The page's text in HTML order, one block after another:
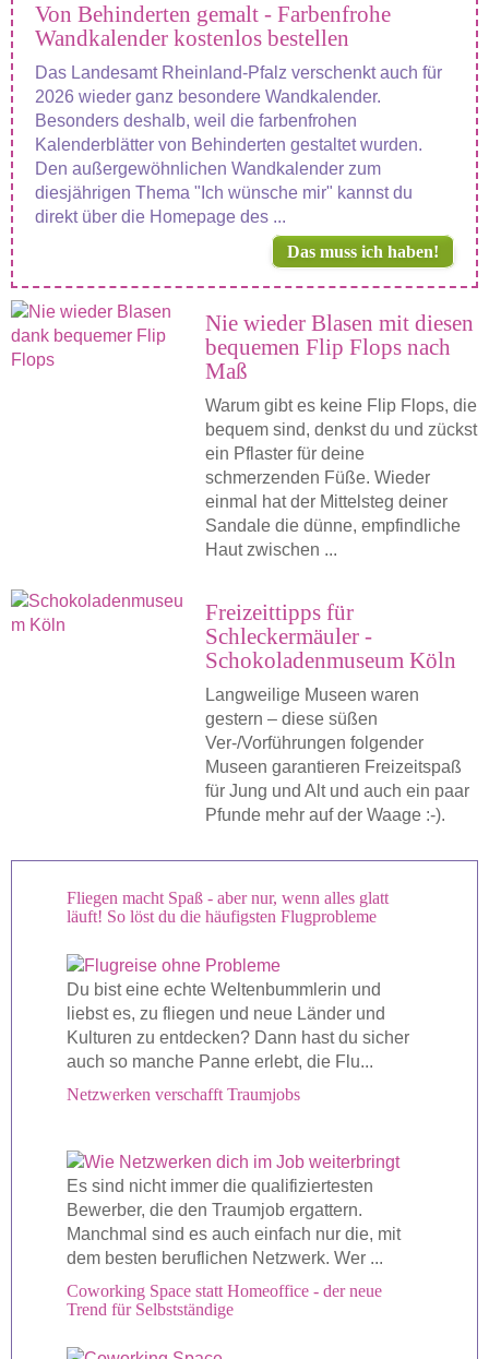
Von Behinderten gemalt - Farbenfrohe
Wandkalender kostenlos bestellen
Das Landesamt Rheinland-Pfalz verschenkt auch für
2026 wieder ganz besondere Wandkalender.
Besonders deshalb, weil die farbenfrohen
Kalenderblätter von Behinderten gestaltet wurden.
Den außergewöhnlichen Wandkalender zum
diesjährigen Thema "Ich wünsche mir" kannst du
direkt über die Homepage des ...
Das muss ich haben!
Nie wieder Blasen mit diesen
bequemen Flip Flops nach
Maß
Warum gibt es keine Flip Flops, die
bequem sind, denkst du und zückst
ein Pflaster für deine
schmerzenden Füße. Wieder
einmal hat der Mittelsteg deiner
Sandale die dünne, empfindliche
Haut zwischen ...
Freizeittipps für
Schleckermäuler -
Schokoladenmuseum Köln
Langweilige Museen waren
gestern – diese süßen
Ver-/Vorführungen folgender
Museen garantieren Freizeitspaß
für Jung und Alt und auch ein paar
Pfunde mehr auf der Waage :-).
Fliegen macht Spaß - aber nur, wenn alles glatt
läuft! So löst du die häufigsten Flugprobleme
Du bist eine echte Weltenbummlerin und
liebst es, zu fliegen und neue Länder und
Kulturen zu entdecken? Dann hast du sicher
auch so manche Panne erlebt, die Flu...
Netzwerken verschafft Traumjobs
Es sind nicht immer die qualifiziertesten
Bewerber, die den Traumjob ergattern.
Manchmal sind es auch einfach nur die, mit
dem besten beruflichen Netzwerk. Wer ...
Coworking Space statt Homeoffice - der neue
Trend für Selbstständige